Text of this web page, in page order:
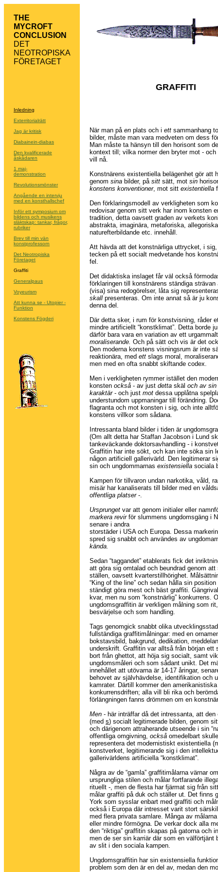
THE
MYCROFT
CONCLUSION
DET
NEOTROPISKA
FÖRETAGET
Inledning
Exterritorialrätt
Jag är kritisk
Diabainein-diabas
Den kvalificerade
åskådaren
1 maj-
demonstration
Revolutionsmönster
Angående en intervju
med en konsthallschef
Inför ett symposium om
bildens och musikens
släktskap: tankar, frågor,
rubriker
Brev till min vän
konstprofessorn
Det Neotropiska
Företaget
Graffiti
Generalpaus
Voyeurism
Att kunna se - Utopier -
Funktion
Konstens Fögderi
GRAFFITI
När man på en plats och i ett sammanhang
bilder, måste man vara medveten om dess
Man måste ta hänsyn till den horisont som
kontext till; vilka normer den bryter mot -
vill nå.
Konstnärens existentiella belägenhet gör att
genom sina bilder, på sitt sätt, mot sin
konstens konventioner, mot sitt existentiella
Den förklaringsmodell av verkligheten som
redovisar genom sitt verk har inom konsten
tradition, detta oavsett graden av verkets
abstrakta, imaginära, metaforiska,
naturefterbildande etc. innehåll.
Att hävda att det konstnärliga uttrycket, i
tecken på ett socialt medvetande hos
fel.
Det didaktiska inslaget får väl också
förklaringen till konstnärens ständiga strävan
(visa) sina redogörelser, låta sig
skall presenteras. Om inte annat så är ju
denna del.
Där detta sker, i rum för konstvisning, råder
mindre artificiellt “konstklimat”. Detta borde
därför bara vara en variation av ett
moraliserande. Och på sätt och vis är det
Den moderna konstens visningsrum är inte
reaktionära, med ett slags moral,
men med en ofta snabbt skiftande codex.
Men i verkligheten rymmer istället den
konsten också - av just detta skäl och av
karaktär- och just mot dessa upplåtna
understundom uppmaningar till förändring.
flagranta och mot konsten i sig, och inte
konstens villkor som sådana.
Intressanta bland bilder i tiden är
(Om allt detta har Staffan Jacobson i Lund
tankeväckande doktorsavhandling - i
Graffitin har inte sökt, och kan inte söka sin
någon artificiell gallerivärld. Den legitimerar
sin och ungdommarnas existensiella sociala
Kampen för tillvaron undan narkotika, våld,
misär har kanaliserats till bilder med en
offentliga platser -.
Ursprunget var att genom initialer eller
markera revir för slummens ungdomsgäng i
senare i andra
storstäder i USA och Europa. Dessa
spred sig snabbt och användes av
kända.
Sedan “taggandet” etablerats fick det
att göra sig omtalad och beundrad genom
ställen, oavsett kvarterstillhörighet.
“King of the line” och sedan hålla sin
ständigt göra mest och bäst graffiti.
kvar, men nu som “konstnärlig” konkurrens.
ungdomsgraffitin är verkligen målning som
besvärjelse och som handling.
Tags genomgick snabbt olika
fullständiga graffitimålningar: med en
bokstavsbild, bakgrund, dedikation,
underskrift. Graffitin var alltså från början ett
bort från ghettot, att höja sig socialt, samt
ungdomsmåleri och som sådant unikt. Det
innehållet att utövarna är 14-17 åringar,
behovet av självhävdelse, identifikation och
kamrater. Därtill kommer den amerikanistiska
konkurrensdriften; alla vill bli rika och
förlängningen fanns drömmen om en
Men - här inträffar då det intressanta, att den
(med s) socialt legitimerade bilden, genom
och därigenom attraherande utseende i sin
offentliga omgivning, också omedelbart
representera det modernistiskt existentiella
konstverket, legitimerande sig i den
gallerivärldens artificiella “konstklimat”.
Några av de “gamla” graffitimålarna värnar
ursprungliga stilen och målar fortfarande
rituellt -, men de flesta har fjärmat sig från
målar graffiti på duk och ställer ut. Det finns
York som sysslar enbart med graffiti och
också i Europa där intresset varit stort
med flera privata samlare. Många av
eller mindre förmögna. De verkar dock alla
den “riktiga” graffitin skapas på gatorna och
men de ser sin karriär där som en välförtjänt
av slit i den sociala kampen.
Ungdomsgraffitin har sin existensiella
problem som den är en del av, medan den